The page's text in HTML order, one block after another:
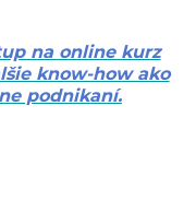
na online kurz
know-how ako
podnikaní.